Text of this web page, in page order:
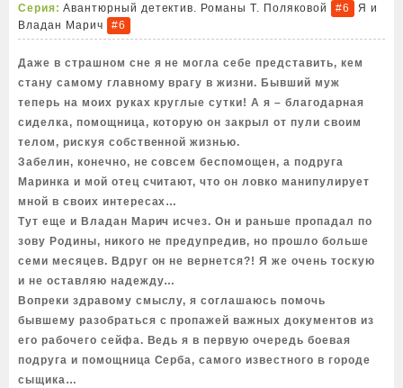
Серия: Авантюрный детектив. Романы Т. Поляковой #6
Я и
Владан Марич
#6
Даже в страшном сне я не могла себе представить, кем
стану самому главному врагу в жизни. Бывший муж
теперь на моих руках круглые сутки! А я – благодарная
сиделка, помощница, которую он закрыл от пули своим
телом, рискуя собственной жизнью.
Забелин, конечно, не совсем беспомощен, а подруга
Маринка и мой отец считают, что он ловко манипулирует
мной в своих интересах…
Тут еще и Владан Марич исчез. Он и раньше пропадал по
зову Родины, никого не предупредив, но прошло больше
семи месяцев. Вдруг он не вернется?! Я же очень тоскую
и не оставляю надежду…
Вопреки здравому смыслу, я соглашаюсь помочь
бывшему разобраться с пропажей важных документов из
его рабочего сейфа. Ведь я в первую очередь боевая
подруга и помощница Серба, самого известного в городе
сыщика…